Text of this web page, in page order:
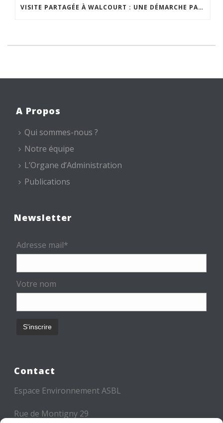
VISITE PARTAGÉE À WALCOURT : UNE DÉMARCHE PARTICIPATIVE ANIMÉE PAR ESPACE ENVIRONNEMENT
A Propos
Qui sommes-nous ?
Notre équipe
L’Organe d’Administration
Publications
Newsletter
Adresse mail*
Votre nom
Contact
Espace Environnement ASBL
Rue de Montigny 29